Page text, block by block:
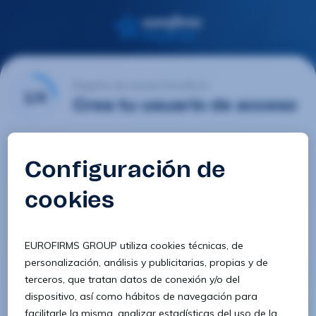
1/4 Crea tu usuario de acceso
Contraseña
Confirmar contraseña
8 caracteres 1 letra minúscula